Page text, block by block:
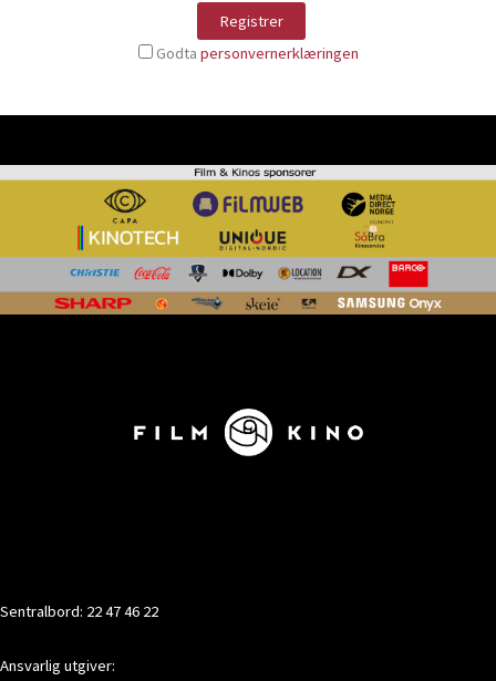
Godta personvernerklæringen
Sentralbord: 22 47 46 22
Ansvarlig utgiver: